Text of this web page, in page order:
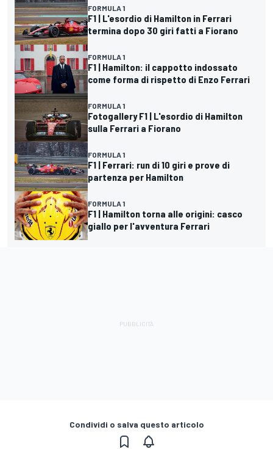
FORMULA 1
F1 | L'esordio di Hamilton in Ferrari
termina dopo 30 giri fatti a Fiorano
FORMULA 1
F1 | Hamilton: il cappotto indossato
come forma di rispetto di Enzo Ferrari
FORMULA 1
Fotogallery F1 | L'esordio di Hamilton
sulla Ferrari a Fiorano
FORMULA 1
F1 | Ferrari: run di 10 giri e prove di
partenza per Hamilton
FORMULA 1
F1 | Hamilton torna alle origini: casco
giallo per l'avventura Ferrari
Condividi o salva questo articolo